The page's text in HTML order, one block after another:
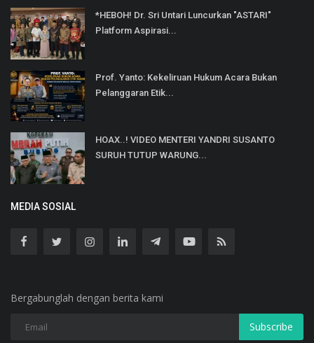
*HEBOH! Dr. Sri Untari Luncurkan "ASTARI"
Platform Aspirasi...
Prof. Yanto: Kekeliruan Hukum Acara Bukan
Pelanggaran Etik...
HOAX..! VIDEO MENTERI YANDRI SUSANTO
SURUH TUTUP WARUNG...
MEDIA SOSIAL
Bergabunglah dengan berita kami
Subscribe